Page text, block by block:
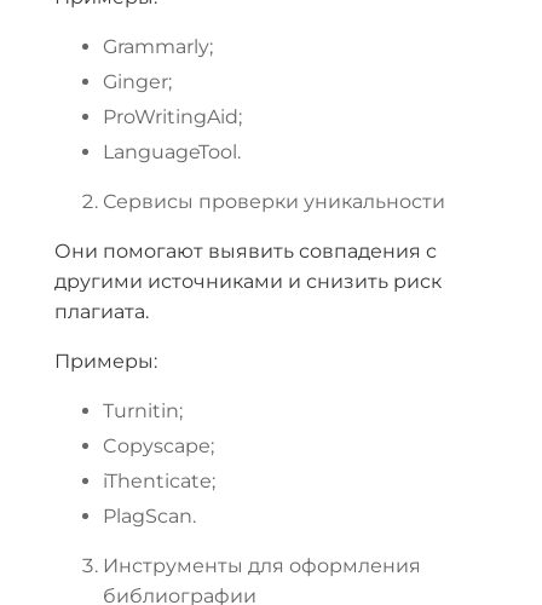
Grammarly;
Ginger;
ProWritingAid;
LanguageTool.
Сервисы проверки уникальности
Они помогают выявить совпадения с
другими источниками и снизить риск
плагиата.
Примеры:
Turnitin;
Copyscape;
iThenticate;
PlagScan.
Инструменты для оформления
библиографии